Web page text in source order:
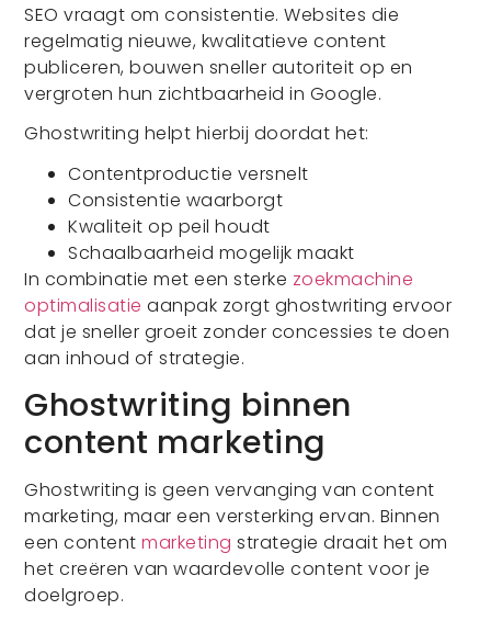
SEO vraagt om consistentie. Websites die
regelmatig nieuwe, kwalitatieve content
publiceren, bouwen sneller autoriteit op en
vergroten hun zichtbaarheid in Google.
Ghostwriting helpt hierbij doordat het:
Contentproductie versnelt
Consistentie waarborgt
Kwaliteit op peil houdt
Schaalbaarheid mogelijk maakt
In combinatie met een sterke zoekmachine
optimalisatie aanpak zorgt ghostwriting ervoor
dat je sneller groeit zonder concessies te doen
aan inhoud of strategie.
Ghostwriting binnen
content marketing
Ghostwriting is geen vervanging van content
marketing, maar een versterking ervan. Binnen
een contentmarketing strategie draait het om
het creëren van waardevolle content voor je
doelgroep.